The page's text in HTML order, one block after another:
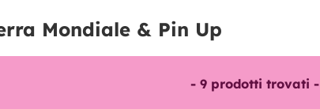
Mondiale & Pin Up
- 9prodotti trovati -